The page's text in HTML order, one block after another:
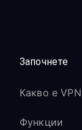
Започнете
Какво е VPN
Функции